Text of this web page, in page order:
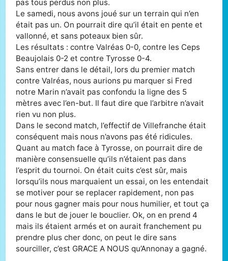
pas tous perdus non plus.
Le samedi, nous avons joué sur un terrain qui n’en
était pas un. On pourrait dire qu’il était en pente et
vallonné, et sans poteaux bien sûr.
Les résultats : contre Valréas 0-0, contre les Ceps
Beaujolais 0-2 et contre Tyrosse 0-4.
Sans entrer dans le détail, lors du premier match
contre Valréas, nous aurions pu marquer si Fred
notre Marin n’avait pas confondu la ligne des 5
mètres avec l’en-but. Il faut dire que l’arbitre n’avait
rien vu non plus.
Dans le second match, l’effectif de Villefranche était
conséquent mais nous n’avons pas été ridicules.
Quant au match face à Tyrosse, on pourrait dire de
manière consensuelle qu’ils n’étaient pas dans
l’esprit du tournoi. On était cuits c’est sûr, mais
lorsqu’ils nous marquaient un essai, on les entendait
se motiver pour se replacer rapidement, non pas
pour nous gagner mais pour nous humilier, et tout ça
dans le but de jouer le bouclier. Ok, on en prend 4
mais ils étaient armés et on aurait franchement pu
prendre plus cher donc, on peut le dire sans
sourciller, c’est GRACE A NOUS qu’Annonay a gagné.